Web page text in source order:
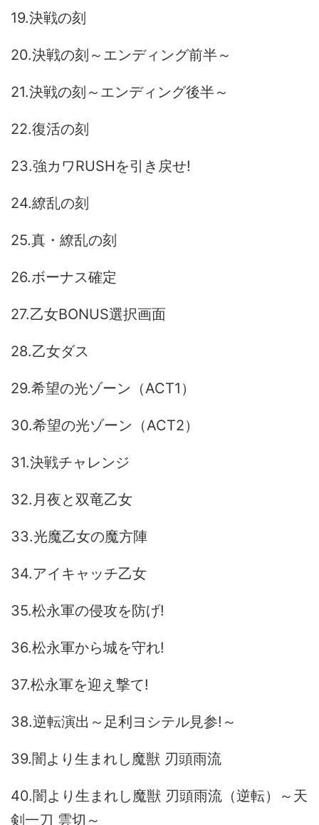
19.決戦の刻
20.決戦の刻～エンディング前半～
21.決戦の刻～エンディング後半～
22.復活の刻
23.強カワRUSHを引き戻せ!
24.繚乱の刻
25.真・繚乱の刻
26.ボーナス確定
27.乙女BONUS選択画面
28.乙女ダス
29.希望の光ゾーン（ACT1）
30.希望の光ゾーン（ACT2）
31.決戦チャレンジ
32.月夜と双竜乙女
33.光魔乙女の魔方陣
34.アイキャッチ乙女
35.松永軍の侵攻を防げ!
36.松永軍から城を守れ!
37.松永軍を迎え撃て!
38.逆転演出～足利ヨシテル見参!～
39.闇より生まれし魔獣 刃頭雨流
40.闇より生まれし魔獣 刃頭雨流（逆転）～天
剣一刀 雲切～